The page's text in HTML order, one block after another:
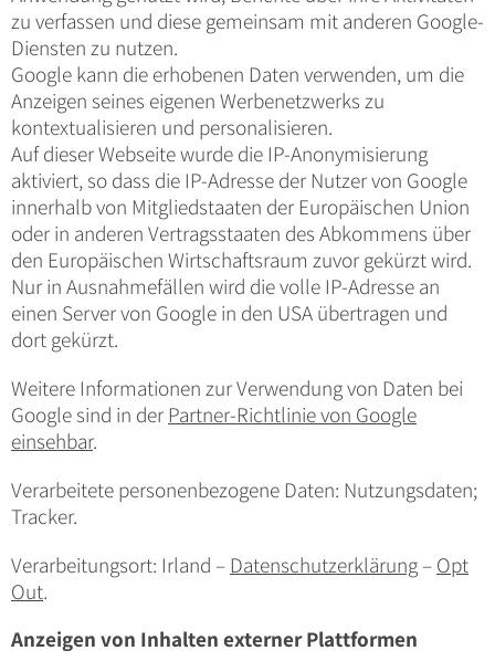
zu verfassen und diese gemeinsam mit anderen Google-
Diensten zu nutzen.
Google kann die erhobenen Daten verwenden, um die
Anzeigen seines eigenen Werbenetzwerks zu
kontextualisieren und personalisieren.
Auf dieser Webseite wurde die IP-Anonymisierung
aktiviert, so dass die IP-Adresse der Nutzer von Google
innerhalb von Mitgliedstaaten der Europäischen Union
oder in anderen Vertragsstaaten des Abkommens über
den Europäischen Wirtschaftsraum zuvor gekürzt wird.
Nur in Ausnahmefällen wird die volle IP-Adresse an
einen Server von Google in den USA übertragen und
dort gekürzt.
Weitere Informationen zur Verwendung von Daten bei
Google sind in derPartner-Richtlinie von Google
einsehbar.
Verarbeitete personenbezogene Daten: Nutzungsdaten;
Tracker.
Verarbeitungsort: Irland –Datenschutzerklärung–Opt
Out.
Anzeigen von Inhalten externer Plattformen